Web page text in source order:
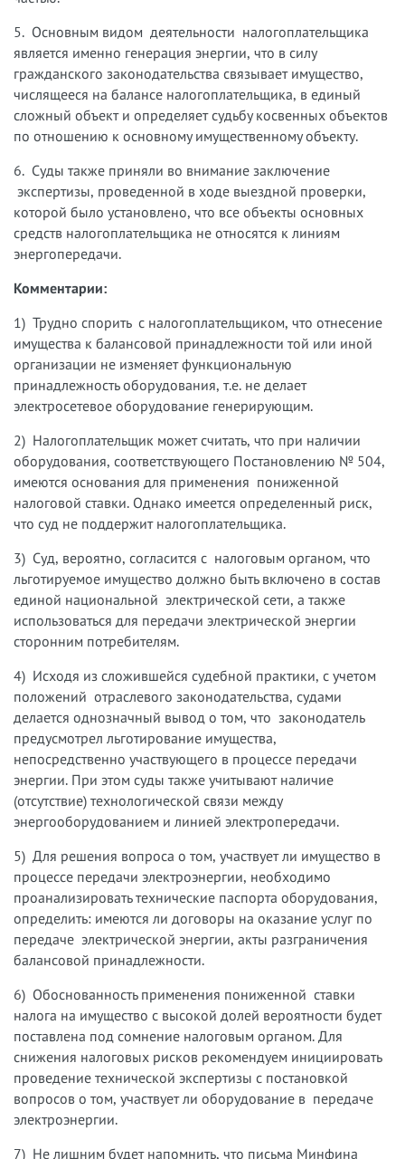
5. Основным видом деятельности налогоплательщика
является именно генерация энергии, что в силу
гражданского законодательства связывает имущество,
числящееся на балансе налогоплательщика, в единый
сложный объект и определяет судьбу косвенных объектов
по отношению к основному имущественному объекту.
6. Суды также приняли во внимание заключение
экспертизы, проведенной в ходе выездной проверки,
которой было установлено, что все объекты основных
средств налогоплательщика не относятся к линиям
энергопередачи.
Комментарии:
1) Трудно спорить с налогоплательщиком, что отнесение
имущества к балансовой принадлежности той или иной
организации не изменяет функциональную
принадлежность оборудования, т.е. не делает
электросетевое оборудование генерирующим.
2) Налогоплательщик может считать, что при наличии
оборудования, соответствующего Постановлению № 504,
имеются основания для применения пониженной
налоговой ставки. Однако имеется определенный риск,
что суд не поддержит налогоплательщика.
3) Суд, вероятно, согласится с налоговым органом, что
льготируемое имущество должно быть включено в состав
единой национальной электрической сети, а также
использоваться для передачи электрической энергии
сторонним потребителям.
4) Исходя из сложившейся судебной практики, с учетом
положений отраслевого законодательства, судами
делается однозначный вывод о том, что законодатель
предусмотрел льготирование имущества,
непосредственно участвующего в процессе передачи
энергии. При этом суды также учитывают наличие
(отсутствие) технологической связи между
энергооборудованием и линией электропередачи.
5) Для решения вопроса о том, участвует ли имущество в
процессе передачи электроэнергии, необходимо
проанализировать технические паспорта оборудования,
определить: имеются ли договоры на оказание услуг по
передаче электрической энергии, акты разграничения
балансовой принадлежности.
6) Обоснованность применения пониженной ставки
налога на имущество с высокой долей вероятности будет
поставлена под сомнение налоговым органом. Для
снижения налоговых рисков рекомендуем инициировать
проведение технической экспертизы с постановкой
вопросов о том, участвует ли оборудование в передаче
электроэнергии.
7) Не лишним будет напомнить, что письма Минфина